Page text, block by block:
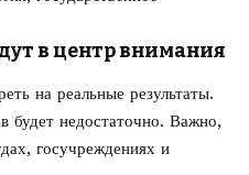
в центр внимания
на реальные результаты.
будет недостаточно. Важно,
госучреждениях и